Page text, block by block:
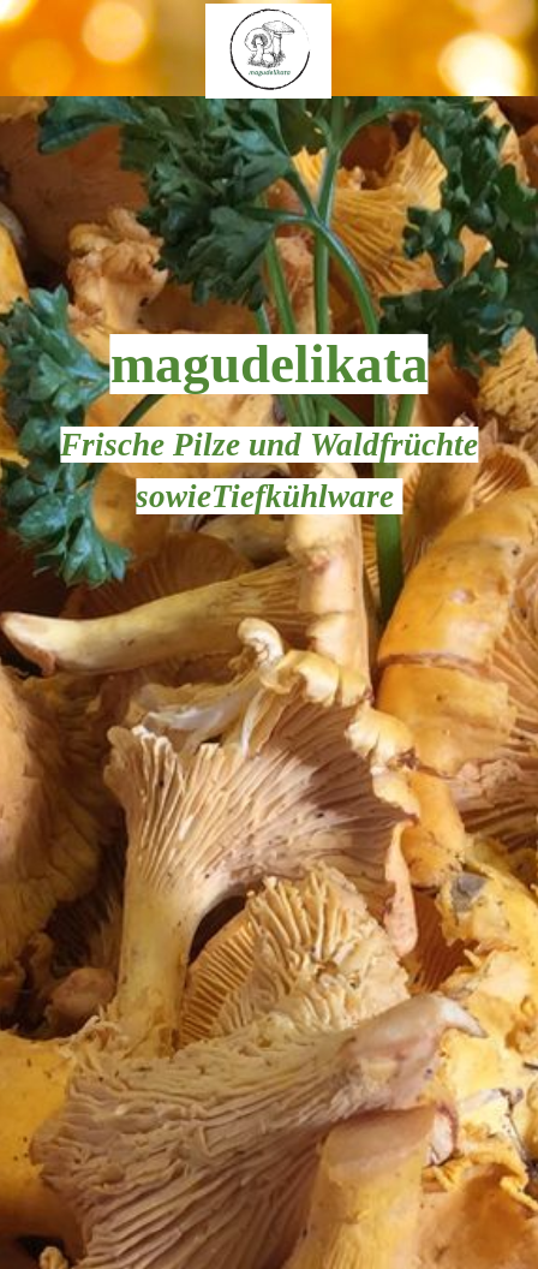
magudelikata
Frische Pilze und Waldfrüchte
sowieTiefkühlware